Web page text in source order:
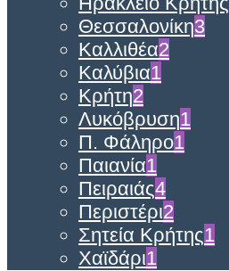
Θεσσαλονίκη3
Καλλιθέα2
Καλύβια1
Κρήτη2
Λυκόβρυση1
Π. Φάληρο1
Παιανία1
Πειραιάς4
Περιστέρι2
Σητεία Κρήτης1
Χαϊδάρι1